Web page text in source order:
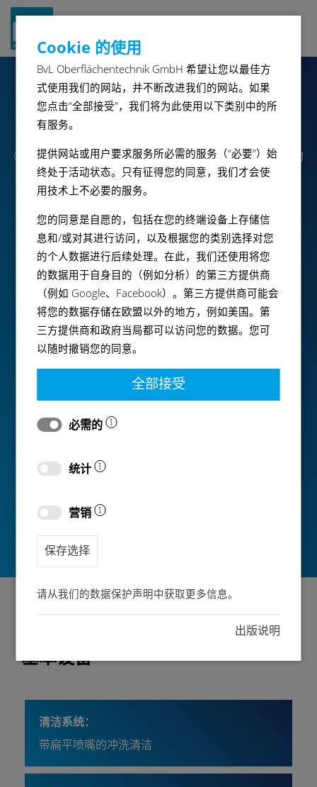
OceanRW
OceanRW 是通用式喷淋清洗设备，带自动升降门。通过物
料架绕 U 形专用喷嘴系统垂直旋转，确保全方位的彻底清
洗。所有工艺步骤在一个腔室内进行。
小册
开启个性化请求
基本设备
清洁系统：
带扁平喷嘴的冲洗清洁
Cookie 的使用
BvL Oberflächentechnik GmbH 希望让您以最佳方
式使用我们的网站，并不断改进我们的网站。如果
您点击“全部接受”，我们将为此使用以下类别中的所
有服务。
提供网站或用户要求服务所必需的服务（“必要”）始
终处于活动状态。只有征得您的同意，我们才会使
用技术上不必要的服务。
您的同意是自愿的，包括在您的终端设备上存储信
息和/或对其进行访问，以及根据您的类别选择对您
的个人数据进行后续处理。在此，我们还使用将您
的数据用于自身目的（例如分析）的第三方提供商
（例如 Google、Facebook）。第三方提供商可能会
将您的数据存储在欧盟以外的地方，例如美国。第
三方提供商和政府当局都可以访问您的数据。您可
以随时撤销您的同意。
全部接受
必需的
统计
营销
保存选择
请从我们的数据保护声明中获取更多信息。
出版说明